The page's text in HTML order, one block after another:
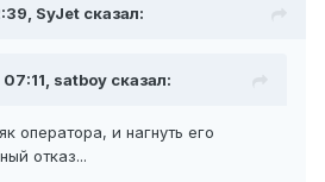
SyJet сказал:
satboy сказал:
оператора, и нагнуть его
отказ...